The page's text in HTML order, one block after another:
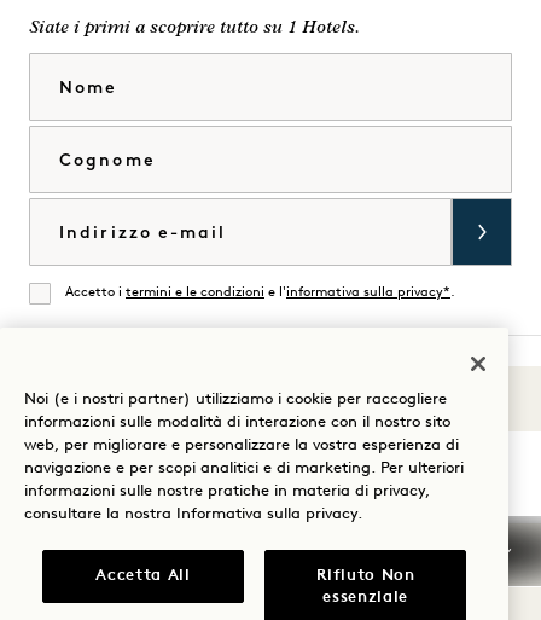
Suoni di 1
Siate i primi a scoprire tutto su 1 Hotels.
Accordati
Accetto i termini e le condizioni e l'informativa sulla privacy*.
Visita
1
Hotels
su
Visita
1
Hotels
su
Visita
1
Hotels
su
Visita
1
Hotels
su
Visita
1
Hotels
su
Visita
1
Hotels
Guida al soggiorno
Termini e condizioni
Informativa sulla privacy
Accessibilità
Termini e condizioni Mission
Cookie Settings
Noi (e i nostri partner) utilizziamo i cookie per raccogliere
informazioni sulle modalità di interazione con il nostro sito
web, per migliorare e personalizzare la vostra esperienza di
navigazione e per scopi analitici e di marketing. Per ulteriori
informazioni sulle nostre pratiche in materia di privacy,
consultare la nostra
Informativa sulla privacy.
Accetta All
Rifiuto Non
essenziale